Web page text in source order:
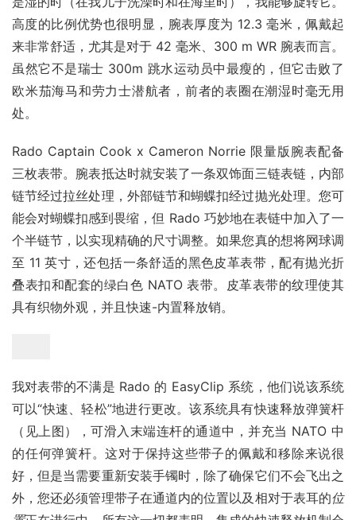
高度的比例优势也很明显，腕表厚度为 12.3 毫米，佩戴起
来非常舒适，尤其是对于 42 毫米、300 m WR 腕表而言。
虽然它不是瑞士 300m 跳水运动员中最瘦的，但它击败了
欧米茄海马和劳力士潜航者，前者的表圈在潮湿时毫无用
处。
Rado Captain Cook x Cameron Norrie 限量版腕表配备
三枚表带。腕表抵达时就安装了一条双饰面三链表链，内部
链节经过拉丝处理，外部链节和蝴蝶扣经过抛光处理。您可
能会对蝴蝶扣感到畏缩，但 Rado 巧妙地在表链中加入了一
个半链节，以实现精确的尺寸调整。如果您真的想将网球调
至 11 英寸，还包括一条舒适的黑色皮革表带，配有抛光折
叠表扣和配套的绿白色 NATO 表带。皮革表带的纹理使其
具有织物外观，并且快速-内置释放销。
我对表带的不满是 Rado 的 EasyClip 系统，他们说该系统
可以“快速、轻松”地进行更改。该系统具有快速释放弹簧杆
（见上图），可滑入末端连杆的通道中，并充当 NATO 中
的任何弹簧杆。这对于保持这些带子的佩戴和移除来说很
好，但是当需要重新安装手镯时，除了确保它们不会飞出之
外，您还必须管理带子在通道内的位置以及相对于表耳的位